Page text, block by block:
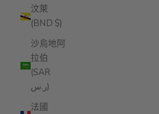
汶萊
(BND $)
沙烏地阿
拉伯
(SAR
ر.س)
法國